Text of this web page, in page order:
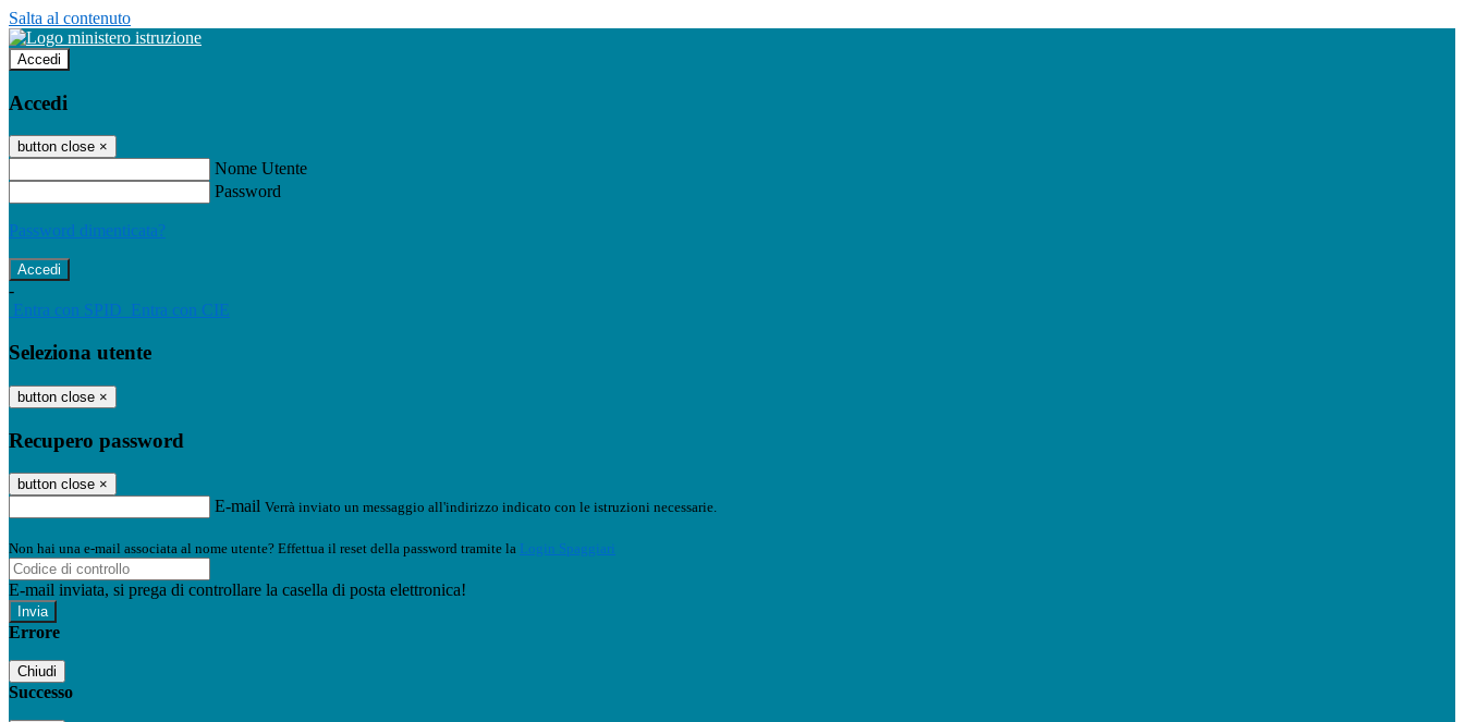
Salta al contenuto
Accedi
Accedi
button close ×
Nome Utente
Password
Password dimenticata?
-
Entra con SPID Entra con CIE
Seleziona utente
button close ×
Recupero password
button close ×
E-mail Verrà inviato un messaggio all'indirizzo indicato con le istruzioni necessarie.
Non hai una e-mail associata al nome utente? Effettua il reset della password tramite la Login Spaggiari
E-mail inviata, si prega di controllare la casella di posta elettronica!
Errore
Chiudi
Successo